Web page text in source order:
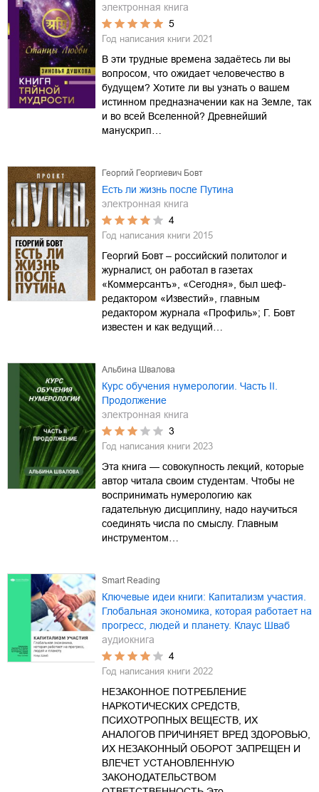
электронная книга
5
Год написания книги 2021
В эти трудные времена задаётесь ли вы
вопросом, что ожидает человечество в
будущем? Хотите ли вы узнать о вашем
истинном предназначении как на Земле, так
и во всей Вселенной? Древнейший
манускрип…
Георгий Георгиевич Бовт
Есть ли жизнь после Путина
электронная книга
4
Год написания книги 2015
Георгий Бовт – российский политолог и
журналист, он работал в газетах
«Коммерсантъ», «Сегодня», был шеф-
редактором «Известий», главным
редактором журнала «Профиль»; Г. Бовт
известен и как ведущий…
Альбина Швалова
Курс обучения нумерологии. Часть II.
Продолжение
электронная книга
3
Год написания книги 2023
Эта книга — совокупность лекций, которые
автор читала своим студентам. Чтобы не
воспринимать нумерологию как
гадательную дисциплину, надо научиться
соединять числа по смыслу. Главным
инструментом…
Smart Reading
Ключевые идеи книги: Капитализм участия.
Глобальная экономика, которая работает на
прогресс, людей и планету. Клаус Шваб
аудиокнига
4
Год написания книги 2022
НЕЗАКОННОЕ ПОТРЕБЛЕНИЕ
НАРКОТИЧЕСКИХ СРЕДСТВ,
ПСИХОТРОПНЫХ ВЕЩЕСТВ, ИХ
АНАЛОГОВ ПРИЧИНЯЕТ ВРЕД ЗДОРОВЬЮ,
ИХ НЕЗАКОННЫЙ ОБОРОТ ЗАПРЕЩЕН И
ВЛЕЧЕТ УСТАНОВЛЕННУЮ
ЗАКОНОДАТЕЛЬСТВОМ